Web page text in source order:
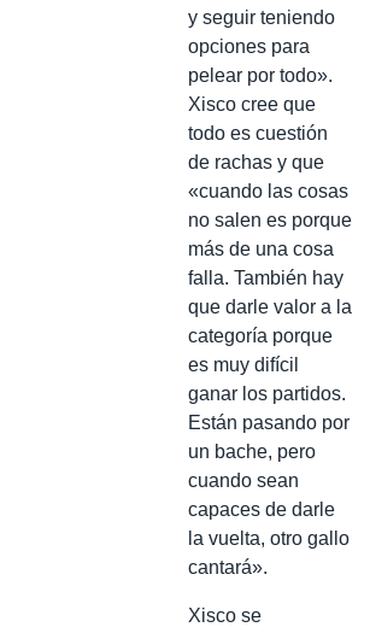
y seguir teniendo
opciones para
pelear por todo».
Xisco cree que
todo es cuestión
de rachas y que
«cuando las cosas
no salen es porque
más de una cosa
falla. También hay
que darle valor a la
categoría porque
es muy difícil
ganar los partidos.
Están pasando por
un bache, pero
cuando sean
capaces de darle
la vuelta, otro gallo
cantará».
Xisco se